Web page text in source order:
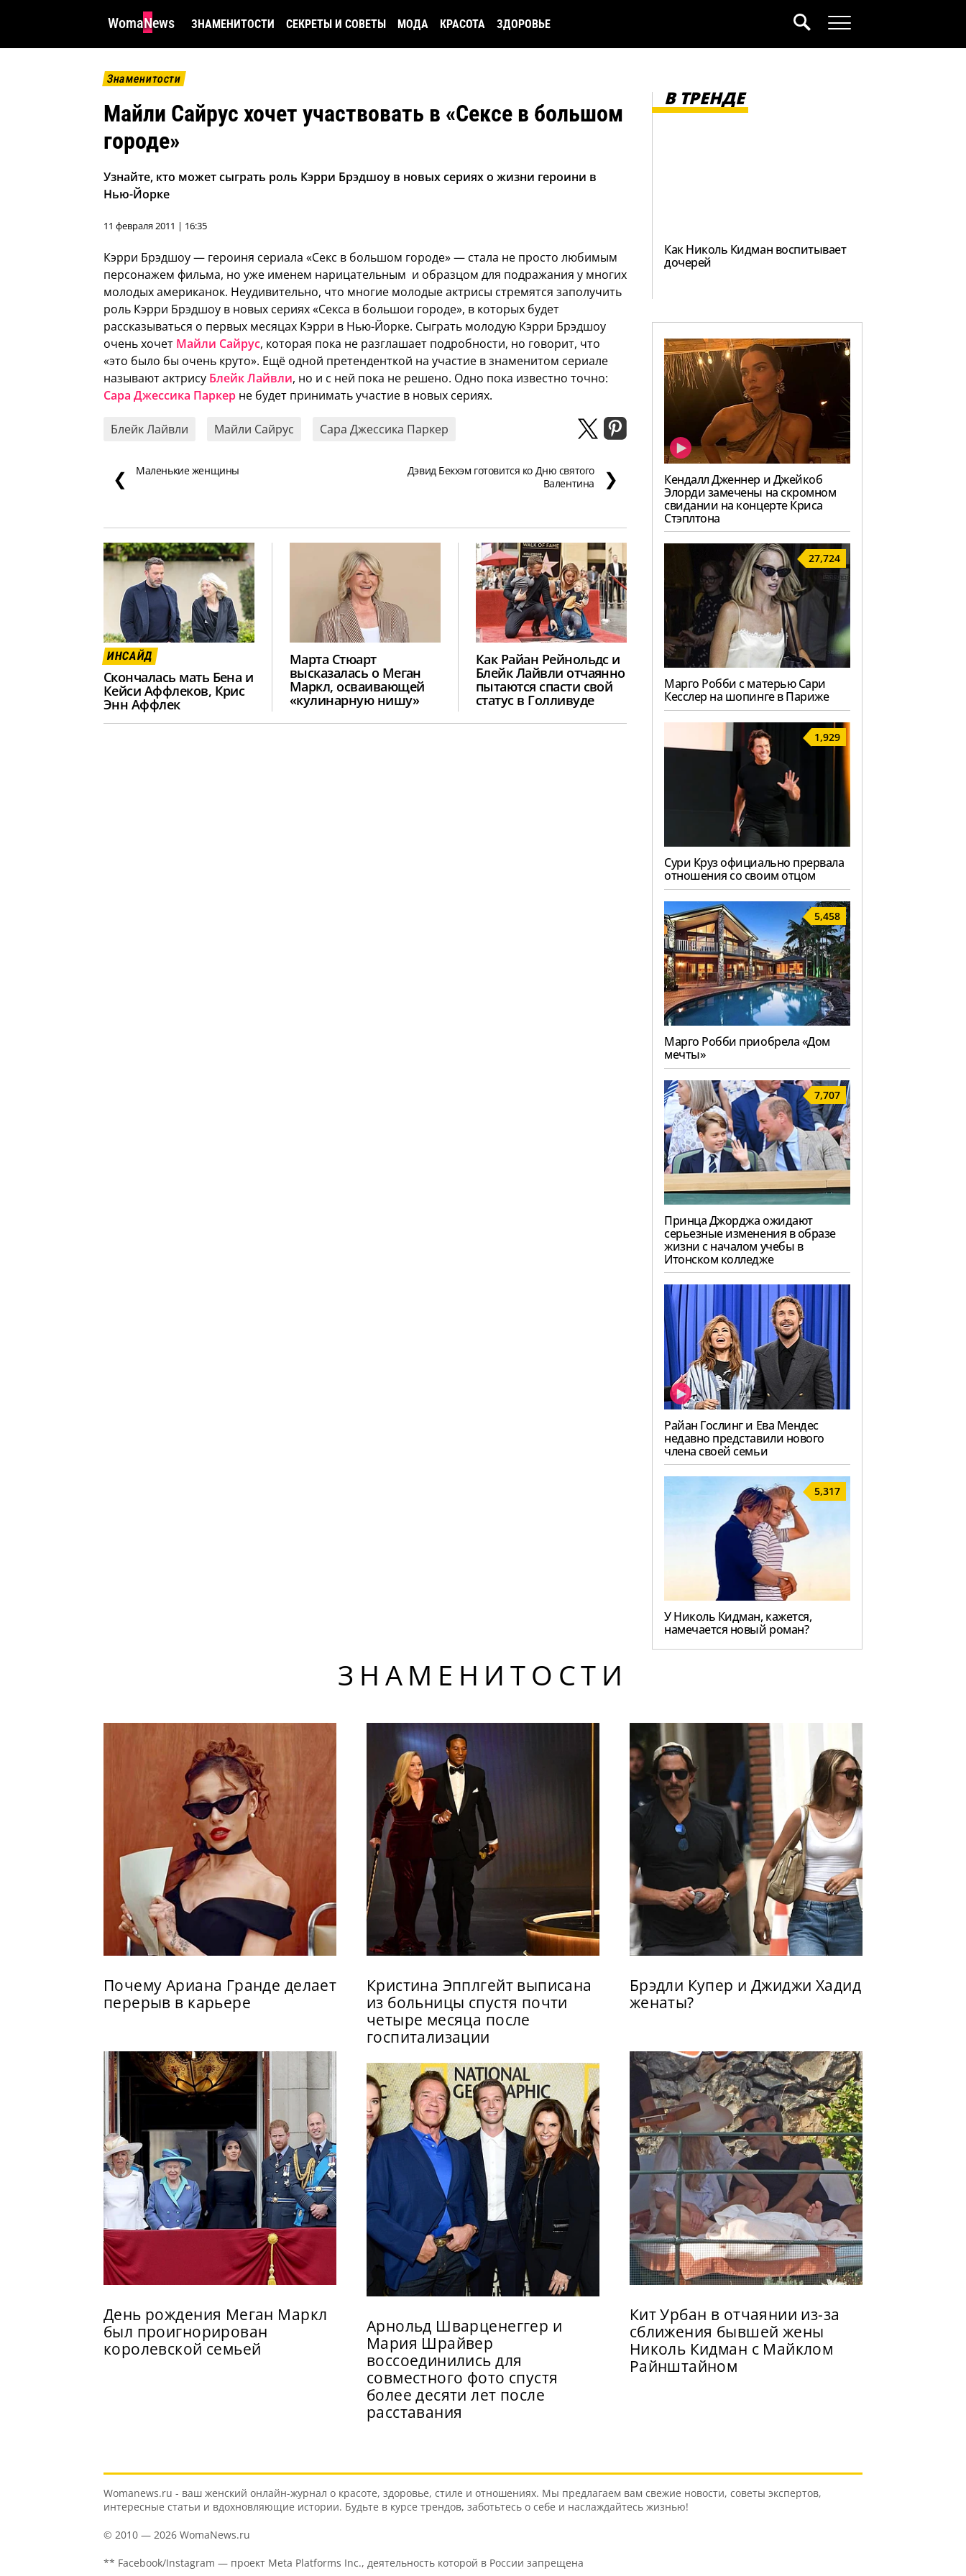
WomaNews ЗНАМЕНИТОСТИ СЕКРЕТЫ И СОВЕТЫ МОДА КРАСОТА ЗДОРОВЬЕ
Знаменитости
Майли Сайрус хочет участвовать в «Сексе в большом
городе»
Узнайте, кто может сыграть роль Кэрри Брэдшоу в новых сериях о жизни героини в
Нью-Йорке
11 февраля 2011 | 16:35
Кэрри Брэдшоу — героиня сериала «Секс в большом городе» — стала не просто любимым
персонажем фильма, но уже именем нарицательным и образцом для подражания у многих
молодых американок. Неудивительно, что многие молодые актрисы стремятся заполучить
роль Кэрри Брэдшоу в новых сериях «Секса в большои городе», в которых будет
рассказываться о первых месяцах Кэрри в Нью-Йорке. Сыграть молодую Кэрри Брэдшоу
очень хочет Майли Сайрус, которая пока не разглашает подробности, но говорит, что
«это было бы очень круто». Ещё одной претенденткой на участие в знаменитом сериале
называют актрису Блейк Лайвли, но и с ней пока не решено. Одно пока известно точно:
Сара Джессика Паркер не будет принимать участие в новых сериях.
Блейк Лайвли Майли Сайрус Сара Джессика Паркер
❮ Маленькие женщины
Дэвид Бекхэм готовится ко Дню святого
Валентина
❯
ИНСАЙД
Скончалась мать Бена и
Кейси Аффлеков, Крис
Энн Аффлек
Марта Стюарт
высказалась о Меган
Маркл, осваивающей
«кулинарную нишу»
Как Райан Рейнольдс и
Блейк Лайвли отчаянно
пытаются спасти свой
статус в Голливуде
В ТРЕНДЕ
Как Николь Кидман воспитывает
дочерей
Кендалл Дженнер и Джейкоб
Элорди замечены на скромном
свидании на концерте Криса
Стэплтона
27,724
Марго Робби с матерью Сари
Кесслер на шопинге в Париже
1,929
Сури Круз официально прервала
отношения со своим отцом
5,458
Марго Робби приобрела «Дом
мечты»
7,707
Принца Джорджа ожидают
серьезные изменения в образе
жизни с началом учебы в
Итонском колледже
Райан Гослинг и Ева Мендес
недавно представили нового
члена своей семьи
5,317
У Николь Кидман, кажется,
намечается новый роман?
ЗНАМЕНИТОСТИ
Почему Ариана Гранде делает
перерыв в карьере
День рождения Меган Маркл
был проигнорирован
королевской семьей
Кристина Эпплгейт выписана
из больницы спустя почти
четыре месяца после
госпитализации
Арнольд Шварценеггер и
Мария Шрайвер
воссоединились для
совместного фото спустя
более десяти лет после
расставания
Брэдли Купер и Джиджи Хадид
женаты?
Кит Урбан в отчаянии из-за
сближения бывшей жены
Николь Кидман с Майклом
Райнштайном
Womanews.ru - ваш женский онлайн-журнал о красоте, здоровье, стиле и отношениях. Мы предлагаем вам свежие новости, советы экспертов,
интересные статьи и вдохновляющие истории. Будьте в курсе трендов, заботьтесь о себе и наслаждайтесь жизнью!
© 2010 — 2026 WomaNews.ru
** Facebook/Instagram — проект Meta Platforms Inc., деятельность которой в России запрещена